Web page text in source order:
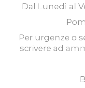
Dal Lunedì al
Per urgenze o
scrivere ad